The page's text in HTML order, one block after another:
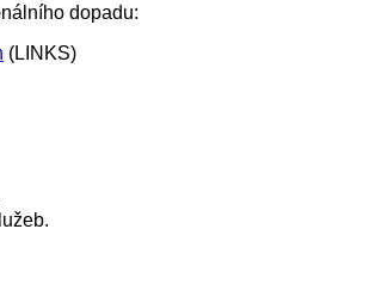
dopadu:
(LINKS)